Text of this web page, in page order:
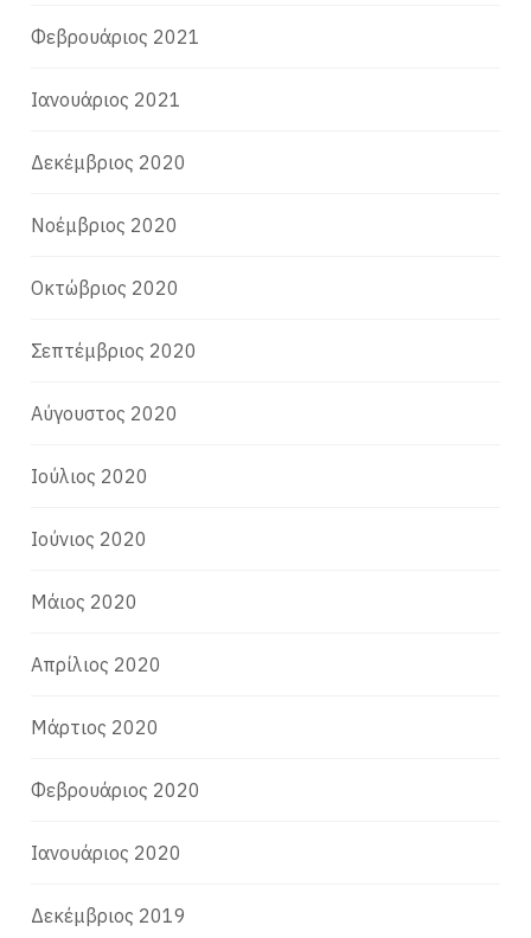
Φεβρουάριος 2021
Ιανουάριος 2021
Δεκέμβριος 2020
Νοέμβριος 2020
Οκτώβριος 2020
Σεπτέμβριος 2020
Αύγουστος 2020
Ιούλιος 2020
Ιούνιος 2020
Μάιος 2020
Απρίλιος 2020
Μάρτιος 2020
Φεβρουάριος 2020
Ιανουάριος 2020
Δεκέμβριος 2019